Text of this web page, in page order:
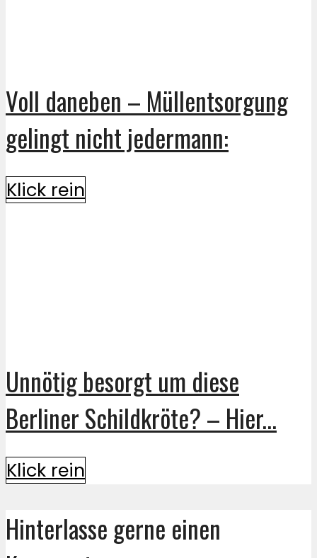
Voll daneben – Müllentsorgung
gelingt nicht jedermann:
Klick rein
Unnötig besorgt um diese
Berliner Schildkröte? – Hier...
Klick rein
Hinterlasse gerne einen